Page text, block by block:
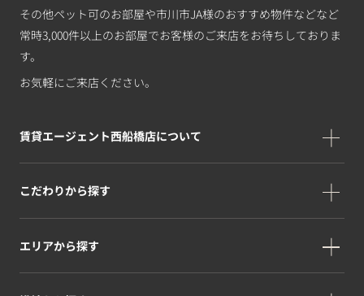
その他ペット可のお部屋や市川市JA様のおすすめ物件などなど
常時3,000件以上のお部屋でお客様のご来店をお待ちしておりま
す。
お気軽にご来店ください。
賃貸エージェント西船橋店について
こだわりから探す
エリアから探す